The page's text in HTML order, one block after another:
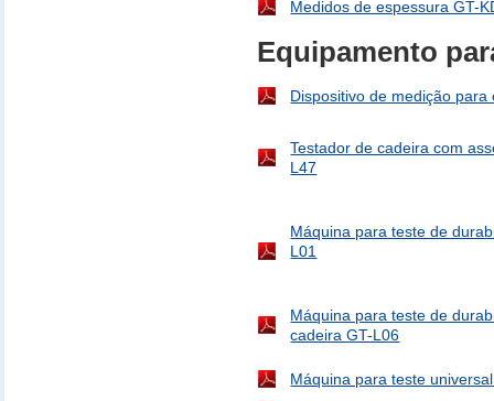
Medidos de espessura GT-
Equipamento
Dispositivo de medição
Testador de cadeira com
L47
Máquina para teste de
L01
Máquina para teste de
cadeira GT-L06
Máquina para teste